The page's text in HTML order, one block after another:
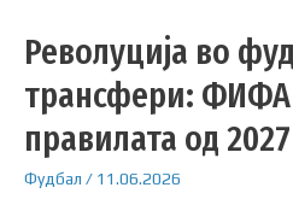
Револуција во
трансфери: ФИФА
правилата од
Фудбал / 11.06.2026